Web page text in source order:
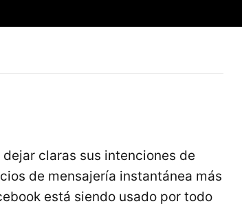
claras sus intenciones de
de mensajería instantánea más
está siendo usado por todo